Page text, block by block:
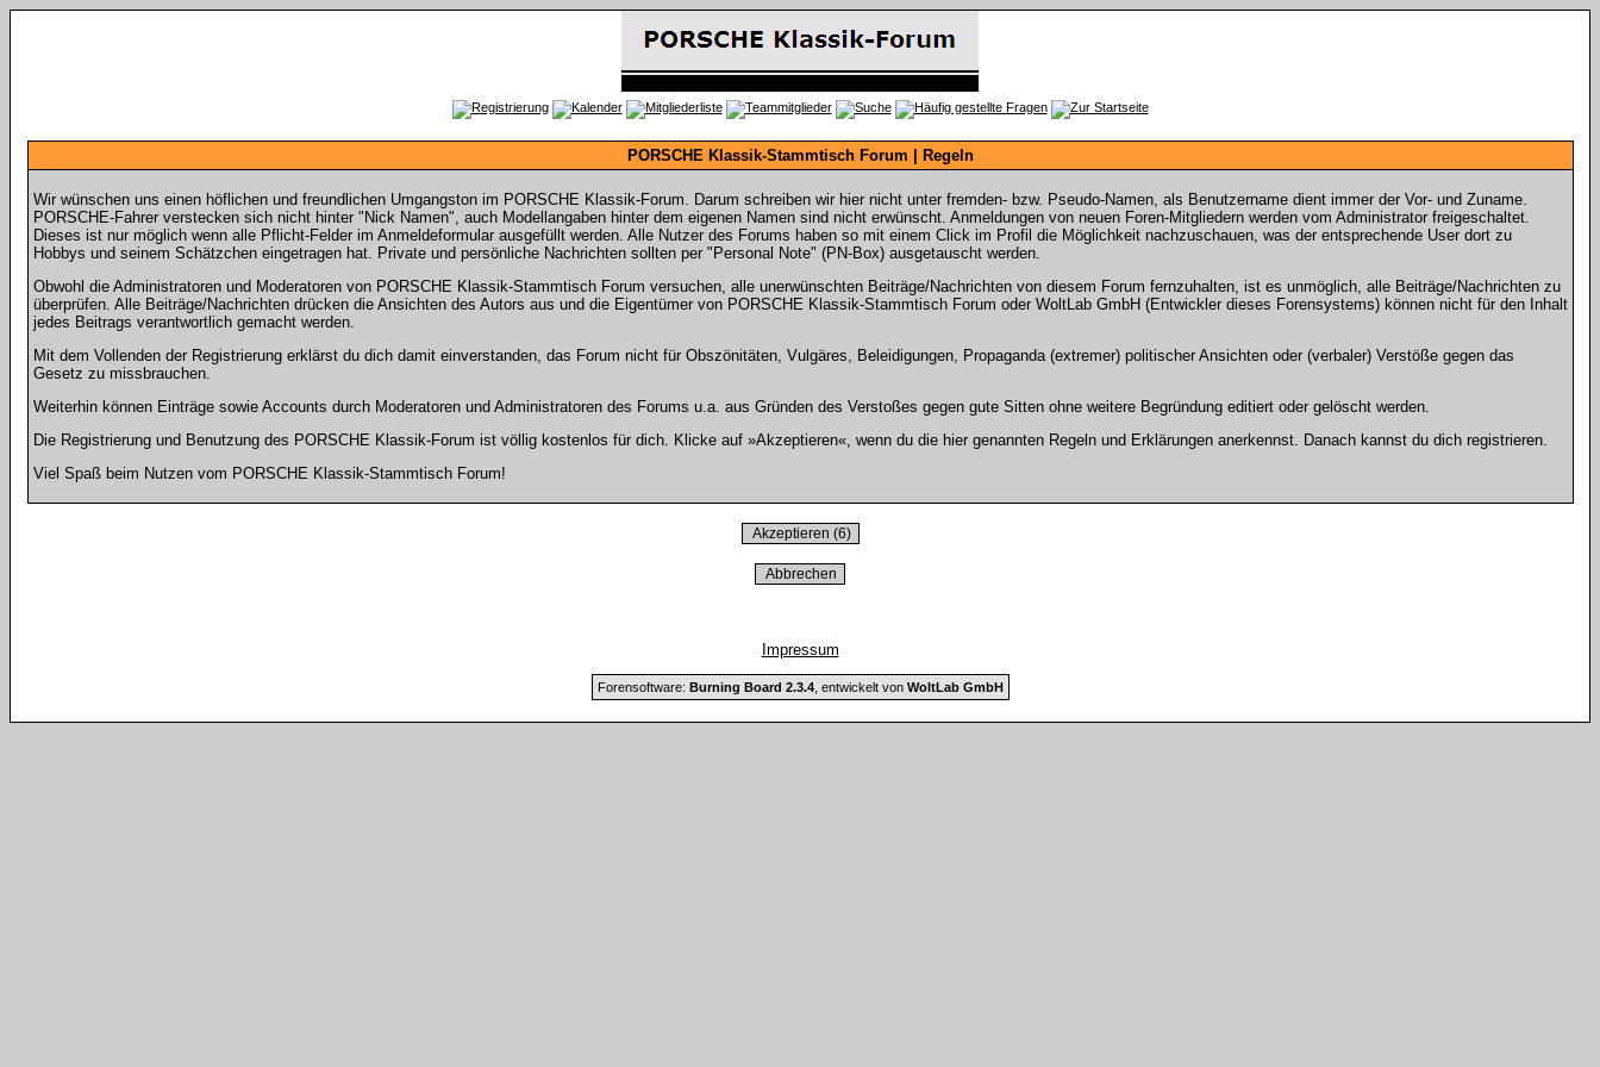
PORSCHE Klassik-Stammtisch Forum | Regeln
Wir wünschen uns einen höflichen und freundlichen Umgangston im PORSCHE Klassik-Forum. Darum schreiben wir hier nicht unter fremden- bzw. Pseudo-Namen, als Benutzername dient immer der Vor- und Zuname.
PORSCHE-Fahrer verstecken sich nicht hinter "Nick Namen", auch Modellangaben hinter dem eigenen Namen sind nicht erwünscht. Anmeldungen von neuen Foren-Mitgliedern werden vom Administrator freigeschaltet.
Dieses ist nur möglich wenn alle Pflicht-Felder im Anmeldeformular ausgefüllt werden. Alle Nutzer des Forums haben so mit einem Click im Profil die Möglichkeit nachzuschauen, was der entsprechende User dort zu
Hobbys und seinem Schätzchen eingetragen hat. Private und persönliche Nachrichten sollten per "Personal Note" (PN-Box) ausgetauscht werden.
Obwohl die Administratoren und Moderatoren von PORSCHE Klassik-Stammtisch Forum versuchen, alle unerwünschten Beiträge/Nachrichten von diesem Forum fernzuhalten, ist es unmöglich, alle Beiträge/Nachrichten zu
überprüfen. Alle Beiträge/Nachrichten drücken die Ansichten des Autors aus und die Eigentümer von PORSCHE Klassik-Stammtisch Forum oder WoltLab GmbH (Entwickler dieses Forensystems) können nicht für den Inhalt
jedes Beitrags verantwortlich gemacht werden.
Mit dem Vollenden der Registrierung erklärst du dich damit einverstanden, das Forum nicht für Obszönitäten, Vulgäres, Beleidigungen, Propaganda (extremer) politischer Ansichten oder (verbaler) Verstöße gegen das
Gesetz zu missbrauchen.
Weiterhin können Einträge sowie Accounts durch Moderatoren und Administratoren des Forums u.a. aus Gründen des Verstoßes gegen gute Sitten ohne weitere Begründung editiert oder gelöscht werden.
Die Registrierung und Benutzung des PORSCHE Klassik-Forum ist völlig kostenlos für dich. Klicke auf »Akzeptieren«, wenn du die hier genannten Regeln und Erklärungen anerkennst. Danach kannst du dich registrieren.
Viel Spaß beim Nutzen vom PORSCHE Klassik-Stammtisch Forum!
Impressum
Forensoftware: Burning Board 2.3.4, entwickelt von WoltLab GmbH